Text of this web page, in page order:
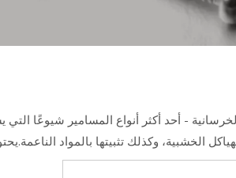
- أحد أكثر أنواع المسامير شيوعًا
الخشبية، وكذلك تثبيتها بالمواد